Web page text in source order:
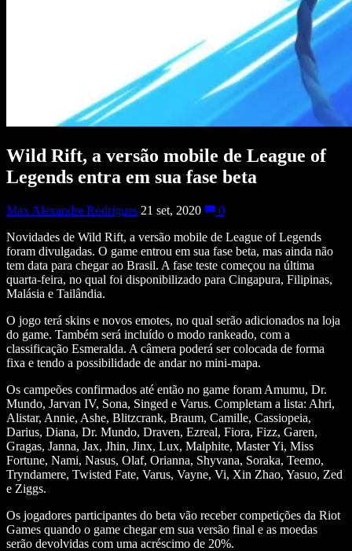
Wild Rift, a versão mobile de League of
Legends entra em sua fase beta
Max Alexandre Rodrigues 21 set, 2020
0
Novidades de Wild Rift, a versão mobile de League of Legends
foram divulgadas. O game entrou em sua fase beta, mas ainda não
tem data para chegar ao Brasil. A fase teste começou na última
quarta-feira, no qual foi disponibilizado para Cingapura, Filipinas,
Malásia e Tailândia.
O jogo terá skins e novos emotes, no qual serão adicionados na loja
do game. Também será incluído o modo rankeado, com a
classificação Esmeralda. A câmera poderá ser colocada de forma
fixa e tendo a possibilidade de andar no mini-mapa.
Os campeões confirmados até então no game foram Amumu, Dr.
Mundo, Jarvan IV, Sona, Singed e Varus. Completam a lista: Ahri,
Alistar, Annie, Ashe, Blitzcrank, Braum, Camille, Cassiopeia,
Darius, Diana, Dr. Mundo, Draven, Ezreal, Fiora, Fizz, Garen,
Gragas, Janna, Jax, Jhin, Jinx, Lux, Malphite, Master Yi, Miss
Fortune, Nami, Nasus, Olaf, Orianna, Shyvana, Soraka, Teemo,
Tryndamere, Twisted Fate, Varus, Vayne, Vi, Xin Zhao, Yasuo, Zed
e Ziggs.
Os jogadores participantes do beta vão receber competições da Riot
Games quando o game chegar em sua versão final e as moedas
serão devolvidas com uma acréscimo de 20%.